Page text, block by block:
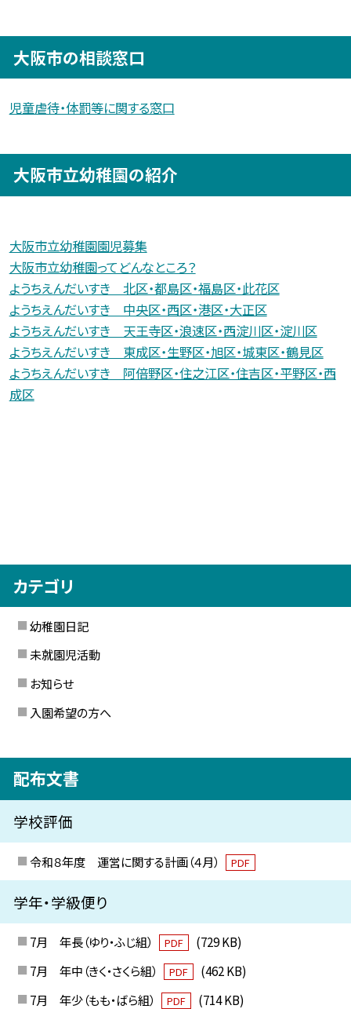
大阪市の相談窓口
児童虐待・体罰等に関する窓口
大阪市立幼稚園の紹介
大阪市立幼稚園園児募集
大阪市立幼稚園ってどんなところ？
ようちえんだいすき 北区・都島区・福島区・此花区
ようちえんだいすき 中央区・西区・港区・大正区
ようちえんだいすき 天王寺区・浪速区・西淀川区・淀川区
ようちえんだいすき 東成区・生野区・旭区・城東区・鶴見区
ようちえんだいすき 阿倍野区・住之江区・住吉区・平野区・西
成区
カテゴリ
幼稚園日記
未就園児活動
お知らせ
入園希望の方へ
配布文書
学校評価
令和８年度 運営に関する計画（４月） PDF
学年・学級便り
7月 年長（ゆり・ふじ組） PDF
(729 KB)
7月 年中（きく・さくら組）
PDF
(462 KB)
7月 年少（もも・ばら組）
PDF
(714 KB)